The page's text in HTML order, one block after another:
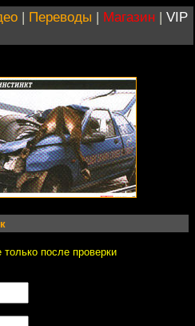
| Переводы | Магазин | VIP
после проверки